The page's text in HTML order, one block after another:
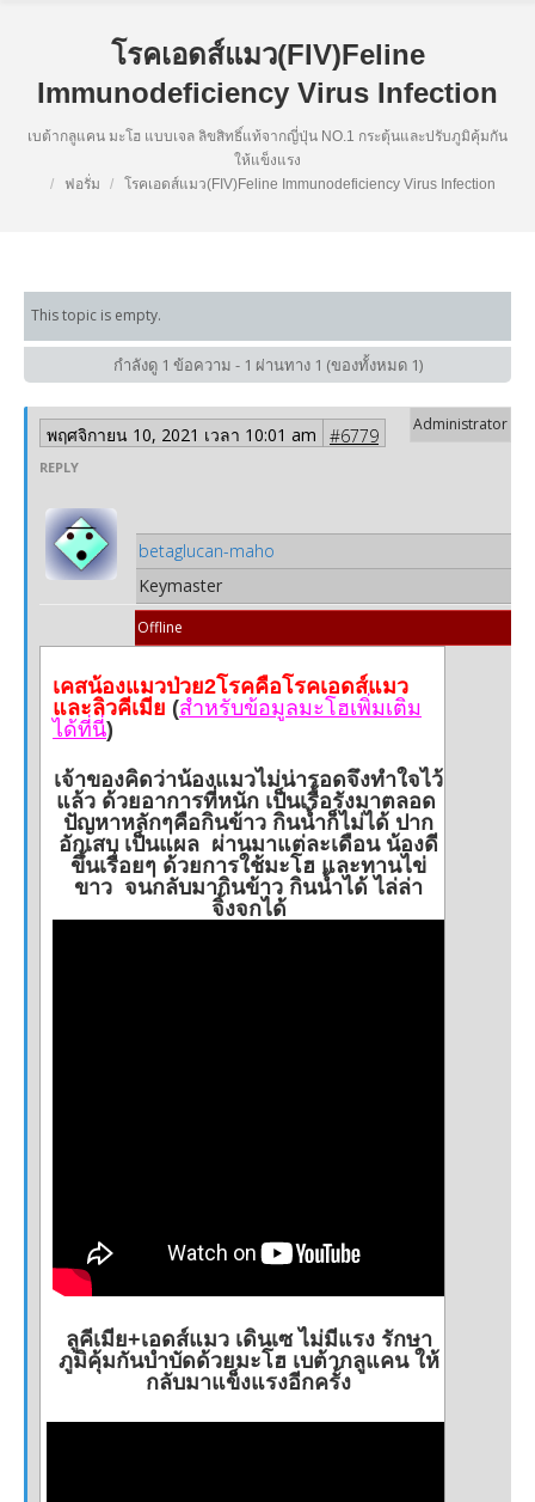
โรคเอดส์แมว(FIV)Feline
Immunodeficiency Virus Infection
เบต้ากลูแคน มะโฮ แบบเจล ลิขสิทธิ์แท้จากญี่ปุ่น NO.1 กระตุ้นและปรับภูมิคุ้มกัน
ให้แข็งแรง
ฟอรั่ม
โรคเอดส์แมว(FIV)Feline Immunodeficiency Virus Infection
This topic is empty.
กำลังดู 1 ข้อความ - 1 ผ่านทาง 1 (ของทั้งหมด 1)
พฤศจิกายน 10, 2021 เวลา 10:01 am #6779
REPLY
betaglucan-maho
Keymaster
Offline
เคสน้องแมวป่วย2โรคคือโรคเอดส์แมว
และลิวคีเมีย (สำหรับข้อมูลมะโฮเพิ่มเติม
ได้ที่นี่)
เจ้าของคิดว่าน้องแมวไม่น่ารอดจึงทำใจไว้
แล้ว ด้วยอาการที่หนัก เป็นเรื้อรังมาตลอด
ปัญหาหลักๆคือกินข้าว กินน้ำก็ไม่ได้ ปาก
อักเสบ เป็นแผล ผ่านมาแต่ละเดือน น้องดี
ขึ้นเรื่อยๆ ด้วยการใช้มะโฮ และทานไข่
ขาว จนกลับมากินข้าว กินน้ำได้ ไล่ล่า
จิ้งจกได้
ลูคีเมีย+เอดส์แมว เดินเซ ไม่มีแรง รักษา
ภูมิคุ้มกันบำบัดด้วยมะโฮ เบต้ากลูแคน ให้
กลับมาแข็งแรงอีกครั้ง